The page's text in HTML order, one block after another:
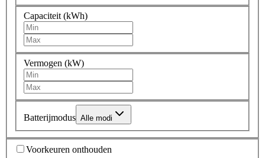
Capaciteit (kWh)
Vermogen (kW)
Batterijmodus Alle modi
Voorkeuren onthouden